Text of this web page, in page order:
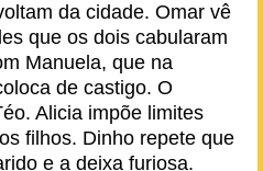
da cidade. Omar vê
que os dois cabularam
Manuela, que na
de castigo. O
Alicia impõe limites
filhos. Dinho repete que
e a deixa furiosa.